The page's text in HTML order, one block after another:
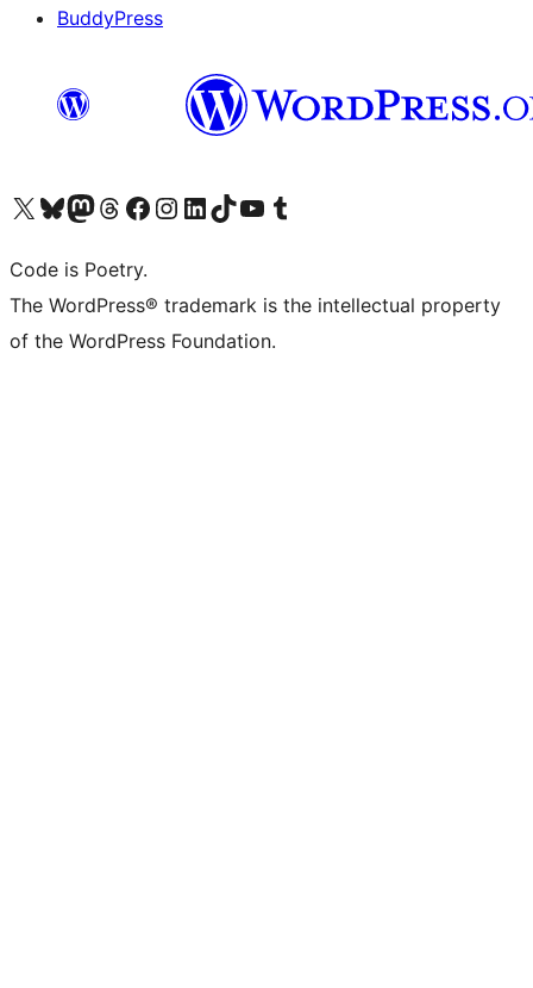
BuddyPress
Navštivte náš účet na X (dříve Twitter)
Navštivte náš Bluesky účetNavštivte náš účet Mastodon
Navštivte náš Threads účetNavštivte naši stránku na Facebooku
Navštivte náš Instagram účetNavštivte náš LinkedIn účetNavštivte náš TikTok účetNavštivte náš YouTube kanálNavštivte náš Tumblr účet
Code is Poetry.
The WordPress® trademark is the intellectual property
of the WordPress Foundation.